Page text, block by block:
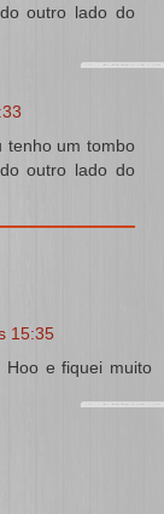
outro lado do
tenho um tombo
outro lado do
15:35
Hoo e fiquei muito